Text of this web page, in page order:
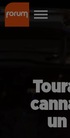
un